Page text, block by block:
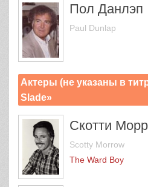
Пол Данлэп
Paul Dunlap
Актеры (не указаны в
Slade»
Скотти
Scotty Morrow
The Ward Boy